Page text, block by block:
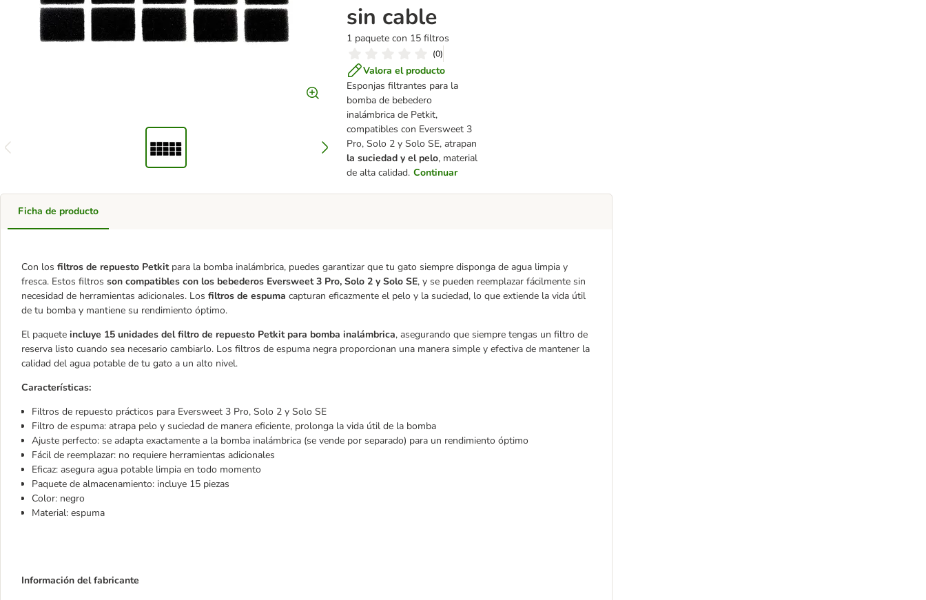
sin cable
1 paquete con 15 filtros
(0)
Valora el producto
Esponjas filtrantes para la
bomba de bebedero
inalámbrica de Petkit,
compatibles con Eversweet 3
Pro, Solo 2 y Solo SE, atrapan
la suciedad y el pelo, material
de alta calidad. Continuar
Ficha de producto
Con los filtros de repuesto Petkit para la bomba inalámbrica, puedes garantizar que tu gato siempre disponga de agua limpia y
fresca. Estos filtros son compatibles con los bebederos Eversweet 3 Pro, Solo 2 y Solo SE, y se pueden reemplazar fácilmente sin
necesidad de herramientas adicionales. Los filtros de espuma capturan eficazmente el pelo y la suciedad, lo que extiende la vida útil
de tu bomba y mantiene su rendimiento óptimo.
El paquete incluye 15 unidades del filtro de repuesto Petkit para bomba inalámbrica, asegurando que siempre tengas un filtro de
reserva listo cuando sea necesario cambiarlo. Los filtros de espuma negra proporcionan una manera simple y efectiva de mantener la
calidad del agua potable de tu gato a un alto nivel.
Características:
Filtros de repuesto prácticos para Eversweet 3 Pro, Solo 2 y Solo SE
Filtro de espuma: atrapa pelo y suciedad de manera eficiente, prolonga la vida útil de la bomba
Ajuste perfecto: se adapta exactamente a la bomba inalámbrica (se vende por separado) para un rendimiento óptimo
Fácil de reemplazar: no requiere herramientas adicionales
Eficaz: asegura agua potable limpia en todo momento
Paquete de almacenamiento: incluye 15 piezas
Color: negro
Material: espuma
Información del fabricante